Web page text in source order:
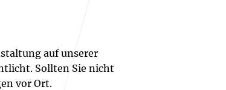
auf unserer
Sollten Sie nicht
vor Ort.